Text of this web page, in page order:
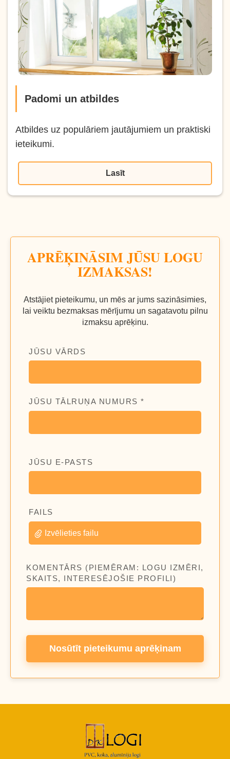
Padomi un atbildes
Atbildes uz populāriem jautājumiem un praktiski
ieteikumi.
Lasīt
APRĒĶINĀSIM JŪSU LOGU
IZMAKSAS!
Atstājiet pieteikumu, un mēs ar jums sazināsimies,
lai veiktu bezmaksas mērījumu un sagatavotu pilnu
izmaksu aprēķinu.
JŪSU VĀRDS
JŪSU TĀLRUŅA NUMURS *
JŪSU E-PASTS
FAILS
Izvēlieties failu
KOMENTĀRS (PIEMĒRAM: LOGU IZMĒRI,
SKAITS, INTERESĒJOŠIE PROFILI)
Nosūtīt pieteikumu aprēķinam